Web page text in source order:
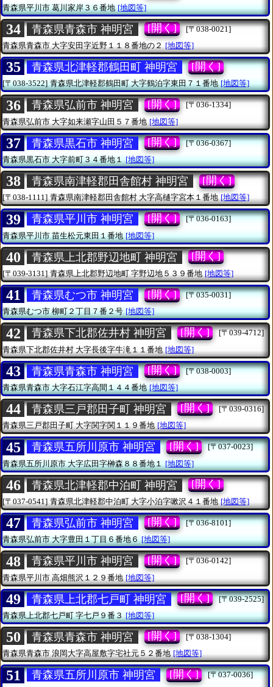
青森県平川市葛川家岸３６番地 [地図等]
34 青森県青森市 神明宮 [開く]
[〒038-0021]
青森県青森市大字安田字近野１１８番地の２ [地図等]
35 青森県北津軽郡鶴田町 神明宮 [開く]
[〒038-3522] 青森県北津軽郡鶴田町大字鶴泊字東田７１番地 [地図等]
36 青森県弘前市 神明宮 [開く]
[〒036-1334]
青森県弘前市 大字如来瀬字山田５７番地 [地図等]
37 青森県黒石市 神明宮 [開く]
[〒036-0367]
青森県黒石市大字前町３４番地１ [地図等]
38 青森県南津軽郡田舎館村 神明宮 [開く]
[〒038-1111] 青森県南津軽郡田舎館村大字高樋字宮本１番地 [地図等]
39 青森県平川市 神明宮 [開く]
[〒036-0163]
青森県平川市苗生松元東田１番地 [地図等]
40 青森県上北郡野辺地町 神明宮 [開く]
[〒039-3131] 青森県上北郡野辺地町字野辺地５３９番地 [地図等]
41 青森県むつ市 神明宮 [開く]
[〒035-0031]
青森県むつ市柳町２丁目７番２号 [地図等]
42 青森県下北郡佐井村 神明宮 [開く]
[〒039-4712]
青森県下北郡佐井村 大字長後字牛滝１１番地 [地図等]
43 青森県青森市 神明宮 [開く]
[〒038-0003]
青森県青森市大字石江字高間１４４番地 [地図等]
44 青森県三戸郡田子町 神明宮 [開く]
[〒039-0316]
青森県三戸郡田子町大字関字関１１９番地 [地図等]
45 青森県五所川原市 神明宮 [開く]
[〒037-0023]
青森県五所川原市大字広田字榊森８８番地１ [地図等]
46 青森県北津軽郡中泊町 神明宮 [開く]
[〒037-0541] 青森県北津軽郡中泊町大字小泊字嗽沢４１番地 [地図等]
47 青森県弘前市 神明宮 [開く]
[〒036-8101]
青森県弘前市大字豊田１丁目６番地６ [地図等]
48 青森県平川市 神明宮 [開く]
[〒036-0142]
青森県平川市 高畑熊沢１２９番地 [地図等]
49 青森県上北郡七戸町 神明宮 [開く]
[〒039-2525]
青森県上北郡七戸町字七戸９番３ [地図等]
50 青森県青森市 神明宮 [開く]
[〒038-1304]
青森県青森市浪岡大字高屋敷字宅社元５２番地 [地図等]
51 青森県五所川原市 神明宮 [開く]
[〒037-0036]